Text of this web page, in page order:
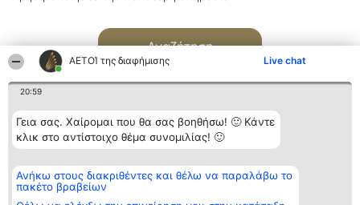
ΑΕΤΟΊ της διαφήμισης Live chat
20:59
Γεια σας. Χαίρομαι που θα σας βοηθήσω! 🙂 Κάντε
κλικ στο αντίστοιχο θέμα συνομιλίας! 🙂
Ανήκω στους διακριθέντες και θέλω να παραλάβω το
πακέτο βραβείων
Αναζήτηση
Διοργανωτής της
κατάταξης
BEAUTIFUL COMPANY
Κατάταξη
Διακριθέντες
των
Επικοινωνία
Επικοινωνία